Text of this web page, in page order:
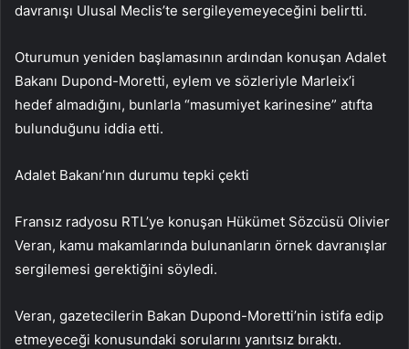
davranışı Ulusal Meclis’te sergileyemeyeceğini belirtti.
Oturumun yeniden başlamasının ardından konuşan Adalet
Bakanı Dupond-Moretti, eylem ve sözleriyle Marleix’i
hedef almadığını, bunlarla “masumiyet karinesine” atıfta
bulunduğunu iddia etti.
Adalet Bakanı’nın durumu tepki çekti
Fransız radyosu RTL’ye konuşan Hükümet Sözcüsü Olivier
Veran, kamu makamlarında bulunanların örnek davranışlar
sergilemesi gerektiğini söyledi.
Veran, gazetecilerin Bakan Dupond-Moretti’nin istifa edip
etmeyeceği konusundaki sorularını yanıtsız bıraktı.